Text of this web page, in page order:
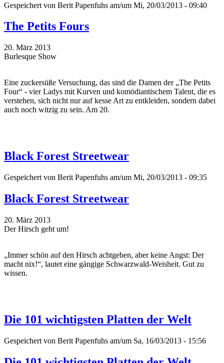
Gespeichert von Berit Papenfuhs am/um Mi, 20/03/2013 - 09:40
The Petits Fours
20. März 2013
Burlesque Show
Eine zuckersüße Versuchung, das sind die Damen der „The Petits
Four“ - vier Ladys mit Kurven und komödiantischem Talent, die es
verstehen, sich nicht nur auf kesse Art zu entkleiden, sondern dabei
auch noch witzig zu sein. Am 20.
Black Forest Streetwear
Gespeichert von Berit Papenfuhs am/um Mi, 20/03/2013 - 09:35
Black Forest Streetwear
20. März 2013
Der Hirsch geht um!
„Immer schön auf den Hirsch achtgeben, aber keine Angst: Der
macht nix!“, lautet eine gängige Schwarzwald-Weisheit. Gut zu
wissen.
Die 101 wichtigsten Platten der Welt
Gespeichert von Berit Papenfuhs am/um Sa, 16/03/2013 - 15:56